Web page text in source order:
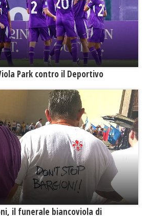
Park contro il Deportivo
il funerale biancoviola di